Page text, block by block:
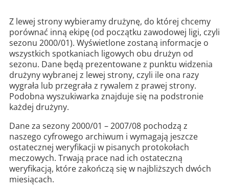
Z lewej strony wybieramy drużynę, do której chcemy
porównać inną ekipę (od początku zawodowej ligi, czyli
sezonu 2000/01). Wyświetlone zostaną informacje o
wszystkich spotkaniach ligowych obu drużyn od
sezonu. Dane będą prezentowane z punktu widzenia
drużyny wybranej z lewej strony, czyli ile ona razy
wygrała lub przegrała z rywalem z prawej strony.
Podobna wyszukiwarka znajduje się na podstronie
każdej drużyny.
Dane za sezony 2000/01 – 2007/08 pochodzą z
naszego cyfrowego archiwum i wymagają jeszcze
ostatecznej weryfikacji w pisanych protokołach
meczowych. Trwają prace nad ich ostateczną
weryfikacją, które zakończą się w najbliższych dwóch
miesiącach.